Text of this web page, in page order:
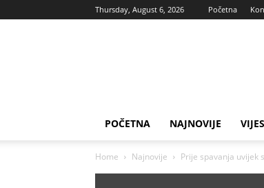
Thursday, August 6, 2026 Početna
POČETNA NAJNOVIJE
Home Najnovije Prije spavanja uvijek